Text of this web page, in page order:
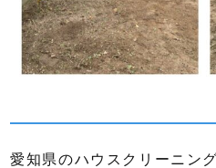
愛知県のハウスクリーニン